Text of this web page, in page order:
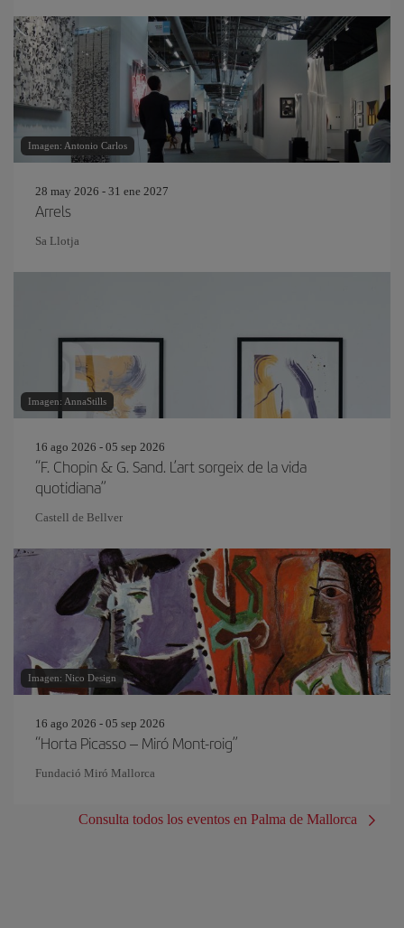
Imagen: Antonio Carlos
28 may 2026 - 31 ene 2027
Arrels
Sa Llotja
Imagen: AnnaStills
16 ago 2026 - 05 sep 2026
“F. Chopin & G. Sand. L’art sorgeix de la vida
quotidiana”
Castell de Bellver
Imagen: Nico Design
16 ago 2026 - 05 sep 2026
“Horta Picasso – Miró Mont-roig”
Fundació Miró Mallorca
Consulta todos los eventos en Palma de Mallorca